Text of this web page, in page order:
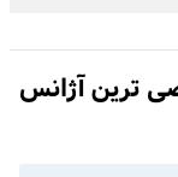
ترین آژانس